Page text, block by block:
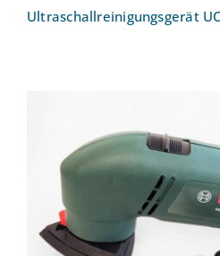
Ultraschallreinigungsgerät
Deltaschleifer